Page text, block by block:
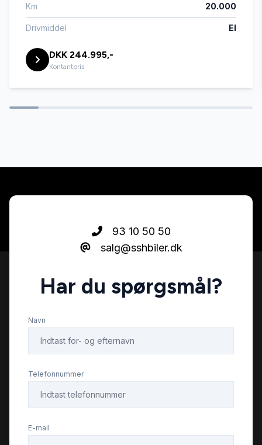
fartpilot
fjernbetjent centrallås
kørecomputer
LED kørelys
læderrat
musikstreaming via Bluetooth
stofindtræk
Km 20.000
Drivmiddel El
DKK 244.995,-
Kontantpris
93 10 50 50
salg@sshbiler.dk
Har du spørgsmål?
Navn
Telefonnummer
E-mail